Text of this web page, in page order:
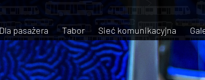
pasażera Tabor Sieć komunikacyjna